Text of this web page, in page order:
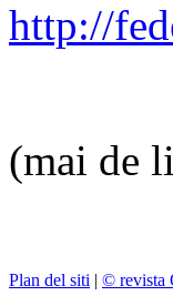
http://
(mai de
Plan del siti | © revista